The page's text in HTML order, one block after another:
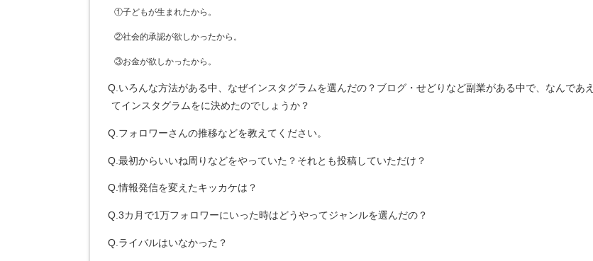
①子どもが生まれたから。
②社会的承認が欲しかったから。
③お金が欲しかったから。
Q.いろんな方法がある中、なぜインスタグラムを選んだの？ブログ・せどりなど副業がある中で、なんであえ
てインスタグラムをに決めたのでしょうか？
Q.フォロワーさんの推移などを教えてください。
Q.最初からいいね周りなどをやっていた？それとも投稿していただけ？
Q.情報発信を変えたキッカケは？
Q.3カ月で1万フォロワーにいった時はどうやってジャンルを選んだの？
Q.ライバルはいなかった？